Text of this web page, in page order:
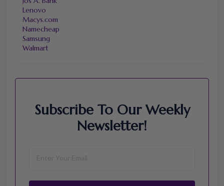
Lenovo
Macys.com
Namecheap
Samsung
Walmart
Subscribe To Our Weekly
Newsletter!